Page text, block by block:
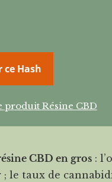
ce Hash
produit Résine CBD
CBD en gros :
taux de